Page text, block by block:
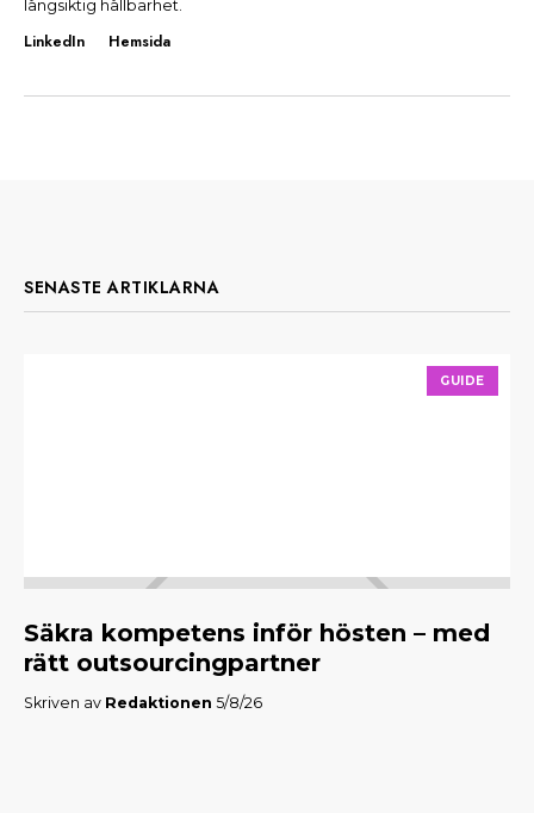
långsiktig hållbarhet.
LinkedIn Hemsida
SENASTE ARTIKLARNA
GUIDE
Säkra kompetens inför hösten – med
rätt outsourcingpartner
Skriven av Redaktionen 5/8/26